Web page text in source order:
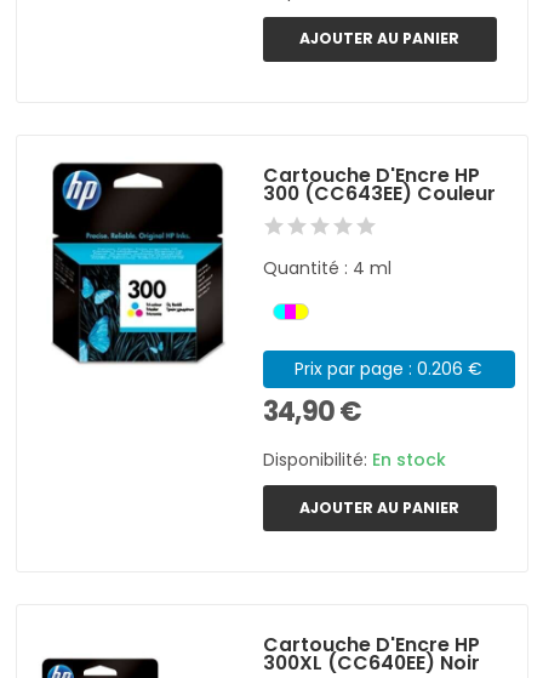
AJOUTER AU PANIER
Cartouche D'Encre HP
300 (CC643EE) Couleur
Quantité : 4 ml
Prix par page : 0.206 €
34,90 €
Disponibilité: En stock
AJOUTER AU PANIER
Cartouche D'Encre HP
300XL (CC640EE) Noir